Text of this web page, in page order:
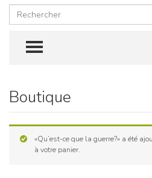
Rechercher
TOGGLE MENU
Skip
content
Boutique
«Qu’est-ce que la guerre?» a été
à votre panier.